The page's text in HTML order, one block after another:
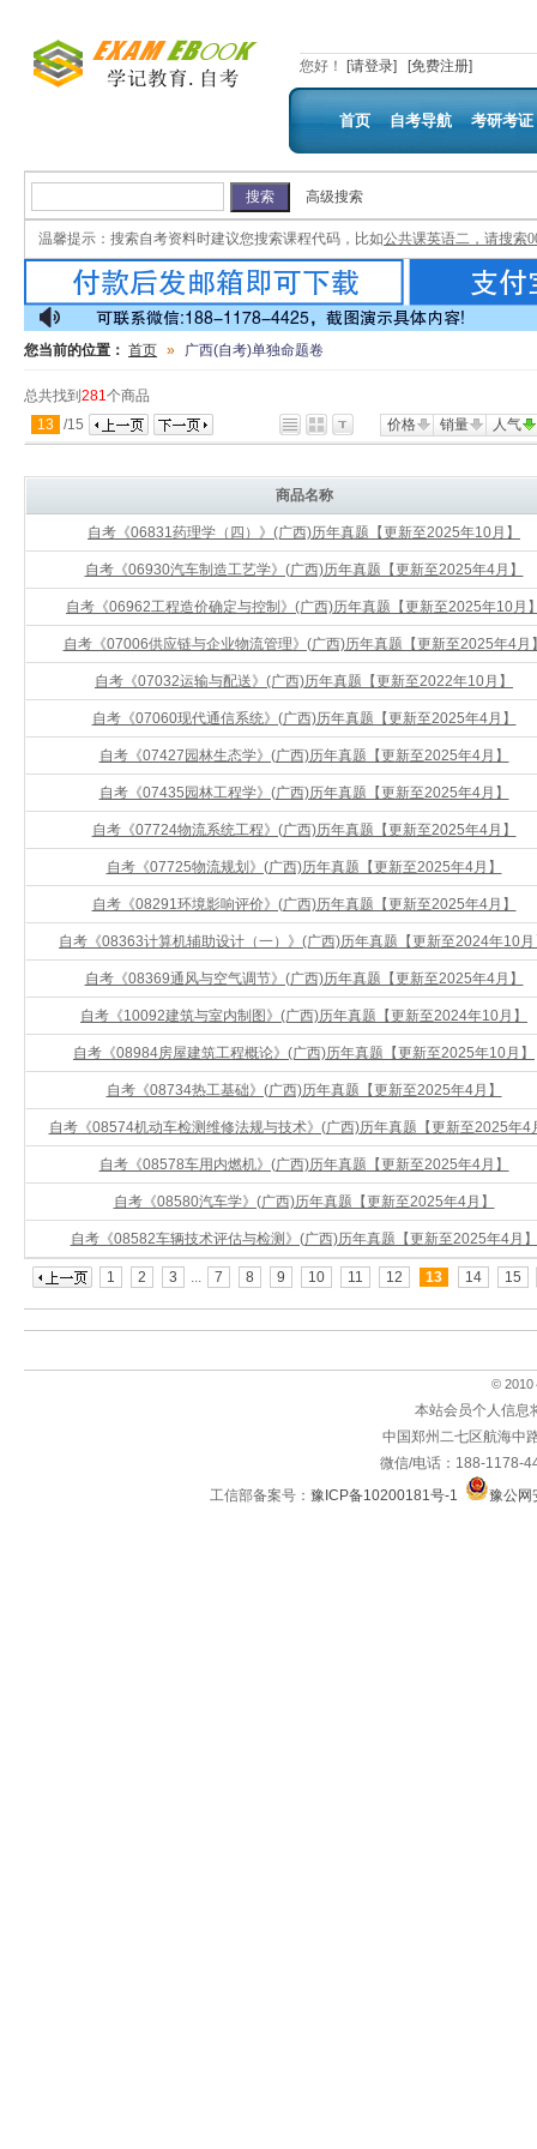
您好 ！ [请登录] [免费注册]
首页 自考导航 考研考证
高级搜索
温馨提示： 搜索自考资料时建议您搜索课程代码，比如公共课英语二，请搜索
您当前的位置： 首页 » 广西(自考)单独命题卷
总共找到 281个商品
13 /15 价格 销量 人气
商品名称
自考《06831药理学（四）》(广西)历年真题【更新至2025年10月】
自考《06930汽车制造工艺学》(广西)历年真题【更新至2025年4月】
自考《06962工程造价确定与控制》(广西)历年真题【更新至2025年10月
自考《07006供应链与企业物流管理》(广西)历年真题【更新至2025年4月
自考《07032运输与配送》(广西)历年真题【更新至2022年10月】
自考《07060现代通信系统》(广西)历年真题【更新至2025年4月】
自考《07427园林生态学》(广西)历年真题【更新至2025年4月】
自考《07435园林工程学》(广西)历年真题【更新至2025年4月】
自考《07724物流系统工程》(广西)历年真题【更新至2025年4月】
自考《07725物流规划》(广西)历年真题【更新至2025年4月】
自考《08291环境影响评价》(广西)历年真题【更新至2025年4月】
自考《08363计算机辅助设计（一）》(广西)历年真题【更新至2024年10
自考《08369通风与空气调节》(广西)历年真题【更新至2025年4月】
自考《10092建筑与室内制图》(广西)历年真题【更新至2024年10月】
自考《08984房屋建筑工程概论》(广西)历年真题【更新至2025年10月】
自考《08734热工基础》(广西)历年真题【更新至2025年4月】
自考《08574机动车检测维修法规与技术》(广西)历年真题【更新至2025年4
自考《08578车用内燃机》(广西)历年真题【更新至2025年4月】
自考《08580汽车学》(广西)历年真题【更新至2025年4月】
自考《08582车辆技术评估与检测》(广西)历年真题【更新至2025年4月】
1 2 3 ... 7 8 9 10 11 12 13 14 15
© 2010
本站会员个人信息
中国郑州二七区航海中
微信/电话：188-1178-
工信部备案号： 豫ICP备10200181号-1 豫公网